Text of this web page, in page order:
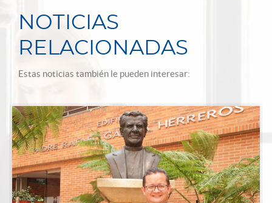
NOTICIAS
RELACIONADAS
Estas noticias también le pueden interesar: